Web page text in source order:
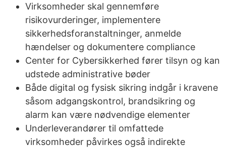
Virksomheder skal gennemføre
risikovurderinger, implementere
sikkerhedsforanstaltninger, anmelde
hændelser og dokumentere compliance
Center for Cybersikkerhed fører tilsyn og kan
udstede administrative bøder
Både digital og fysisk sikring indgår i kravene
såsom adgangskontrol, brandsikring og
alarm kan være nødvendige elementer
Underleverandører til omfattede
virksomheder påvirkes også indirekte